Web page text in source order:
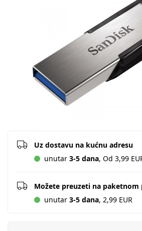
Uz dostavu na kućnu adresu
unutar 3-5 dana, Od 3,99
Možete preuzeti na paketnom
unutar 3-5 dana, 2,99 EUR